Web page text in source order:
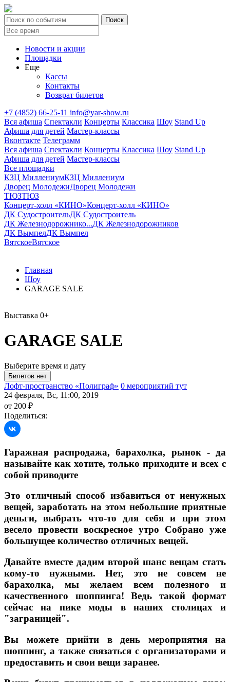
Новости и акции
Площадки
Еще
Кассы
Контакты
Возврат билетов
+7 (4852) 66-25-11 info@yar-show.ru
Вся афиша Спектакли Концерты Классика Шоу Stand Up
Афиша для детей Мастер-классы
Вконтакте Телеграмм
Вся афиша Спектакли Концерты Классика Шоу Stand Up
Афиша для детей Мастер-классы
Все площадки
КЗЦ МиллениумКЗЦ Миллениум
Дворец МолодежиДворец Молодежи
ТЮЗТЮЗ
Концерт-холл «КИНО»Концерт-холл «КИНО»
ДК СудостроительДК Судостроитель
ДК Железнодорожнико...ДК Железнодорожников
ДК ВымпелДК Вымпел
ВятскоеВятское
Главная
Шоу
GARAGE SALE
Выставка 0+
GARAGE SALE
Выберите время и дату
Лофт-пространство «Полиграф» 0 мероприятий тут
24 февраля, Вс, 11:00, 2019
от 200 ₽
Поделиться:
Гаражная распродажа, барахолка, рынок - да
называйте как хотите, только приходите и всех с
собой приводите
Это отличный способ избавиться от ненужных
вещей, заработать на этом небольшие приятные
деньги, выбрать что-то для себя и при этом
весело провести воскресное утро Собрано уже
большущее количество отличных вещей.
Давайте вместе дадим второй шанс вещам стать
кому-то нужными. Нет, это не совсем не
барахолка, мы желаем всем полезного и
качественного шоппинга! Ведь такой формат
сейчас на пике моды в наших столицах и
"заграницей".
Вы можете прийти в день мероприятия на
шоппинг, а также связаться с организаторами и
предоставить и свои вещи заранее.